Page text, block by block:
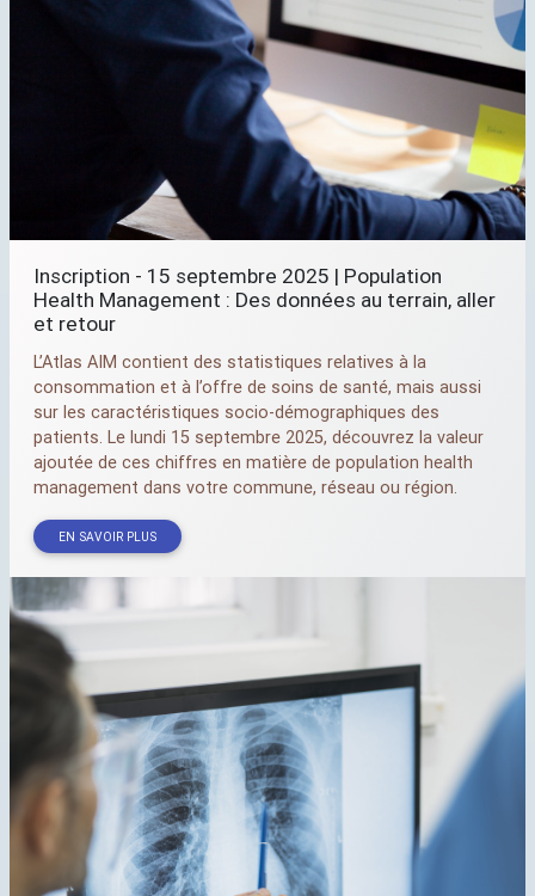
Inscription - 15 septembre 2025 | Population
Health Management : Des données au terrain, aller
et retour
L’Atlas AIM contient des statistiques relatives à la
consommation et à l’offre de soins de santé, mais aussi
sur les caractéristiques socio-démographiques des
patients. Le lundi 15 septembre 2025, découvrez la valeur
ajoutée de ces chiffres en matière de population health
management dans votre commune, réseau ou région.
EN SAVOIR PLUS